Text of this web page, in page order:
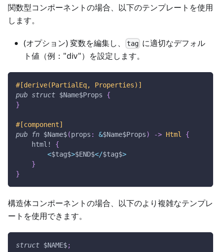
関数型コンポーネントの場合、以下のテンプレートを使用
します。
(オプション) 変数を編集し、 tag に適切なデフォル
ト値（例："div"）を設定します。
#[derive(PartialEq, Properties)]
pub struct $Name$Props
{
}
#[component]
pub
fn $Name$(props : &$Name$Props) -> Html
{
html!
{
<$tag$>$END$</$tag$>
}
}
構造体コンポーネントの場合、以下のより複雑なテンプレ
ートを使用できます。
struct $NAME$;